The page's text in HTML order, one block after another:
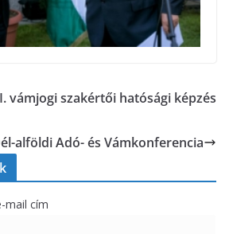
vámjogi szakértői hatósági képzés
alföldi Adó- és Vámkonferencia
mail cím